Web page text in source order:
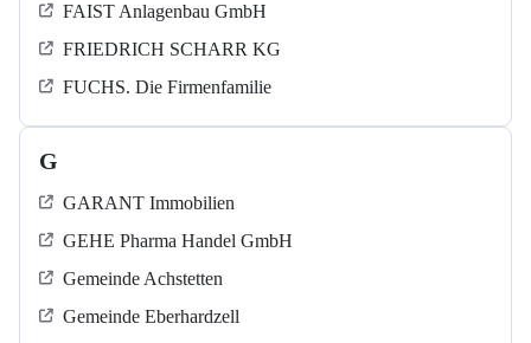
FAIST Anlagenbau GmbH
FRIEDRICH SCHARR KG
FUCHS. Die Firmenfamilie
G
GARANT Immobilien
GEHE Pharma Handel GmbH
Gemeinde Achstetten
Gemeinde Eberhardzell